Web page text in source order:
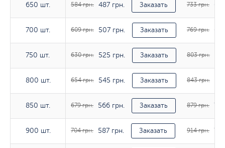
650 шт.
700 шт.
750 шт.
800 шт.
850 шт.
900 шт.
650 шт. 584 грн. 487 грн. Заказать 733 грн.
700 шт. 609 грн. 507 грн. Заказать 769 грн.
750 шт. 630 грн. 525 грн. Заказать 803 грн.
800 шт. 654 грн. 545 грн. Заказать 843 грн.
850 шт. 679 грн. 566 грн. Заказать 879 грн.
900 шт. 704 грн. 587 грн. Заказать 914 грн.